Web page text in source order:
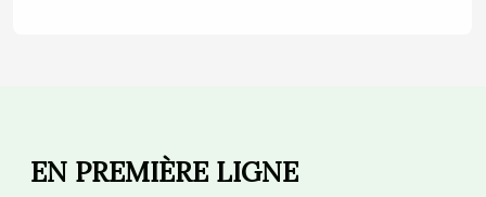
EN PREMIÈRE LIGNE